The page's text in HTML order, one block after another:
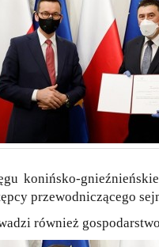
konińsko-
przewodniczącego
również